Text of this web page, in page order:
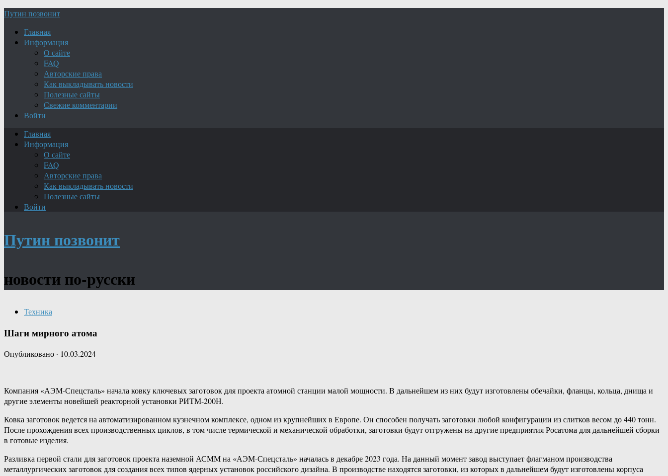
Путин позвонит
Главная
Информация
О сайте
FAQ
Авторские права
Как выкладывать новости
Полезные сайты
Свежие комментарии
Войти
Главная
Информация
О сайте
FAQ
Авторские права
Как выкладывать новости
Полезные сайты
Войти
Путин позвонит
новости по-русски
Техника
Шаги мирного атома
Опубликовано · 10.03.2024
Компания «АЭМ-Спецсталь» начала ковку ключевых заготовок для проекта атомной станции малой мощности. В дальнейшем из них будут изготовлены обечайки, фланцы, кольца, днища и
другие элементы новейшей реакторной установки РИТМ-200Н.
Ковка заготовок ведется на автоматизированном кузнечном комплексе, одном из крупнейших в Европе. Он способен получать заготовки любой конфигурации из слитков весом до 440 тонн.
После прохождения всех производственных циклов, в том числе термической и механической обработки, заготовки будут отгружены на другие предприятия Росатома для дальнейшей сборки
в готовые изделия.
Разливка первой стали для заготовок проекта наземной АСММ на «АЭМ-Спецсталь» началась в декабре 2023 года. На данный момент завод выступает флагманом производства
металлургических заготовок для создания всех типов ядерных установок российского дизайна. В производстве находятся заготовки, из которых в дальнейшем будут изготовлены корпуса